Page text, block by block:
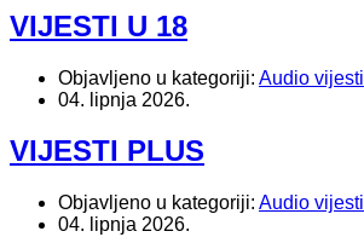
VIJESTI U 18
Objavljeno u kategoriji: Audio vijesti
04. lipnja 2026.
VIJESTI PLUS
Objavljeno u kategoriji: Audio vijesti
04. lipnja 2026.